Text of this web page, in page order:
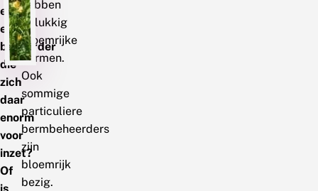
er
een
beheerder
die
zich
daar
enorm
voor
inzet?
Of
is
hebben
gelukkig
bloemrijke
bermen.
Ook
sommige
particuliere
bermbeheerders
zijn
bloemrijk
bezig.